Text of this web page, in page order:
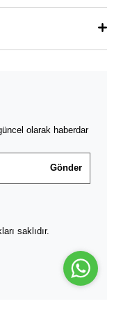
olarak haberdar
Gönder
saklıdır.